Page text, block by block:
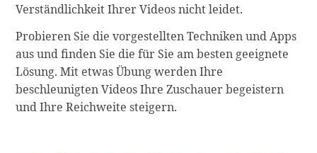
Verständlichkeit Ihrer Videos nicht leidet.
Probieren Sie die vorgestellten Techniken und Apps
aus und finden Sie die für Sie am besten geeignete
Lösung. Mit etwas Übung werden Ihre
beschleunigten Videos Ihre Zuschauer begeistern
und Ihre Reichweite steigern.